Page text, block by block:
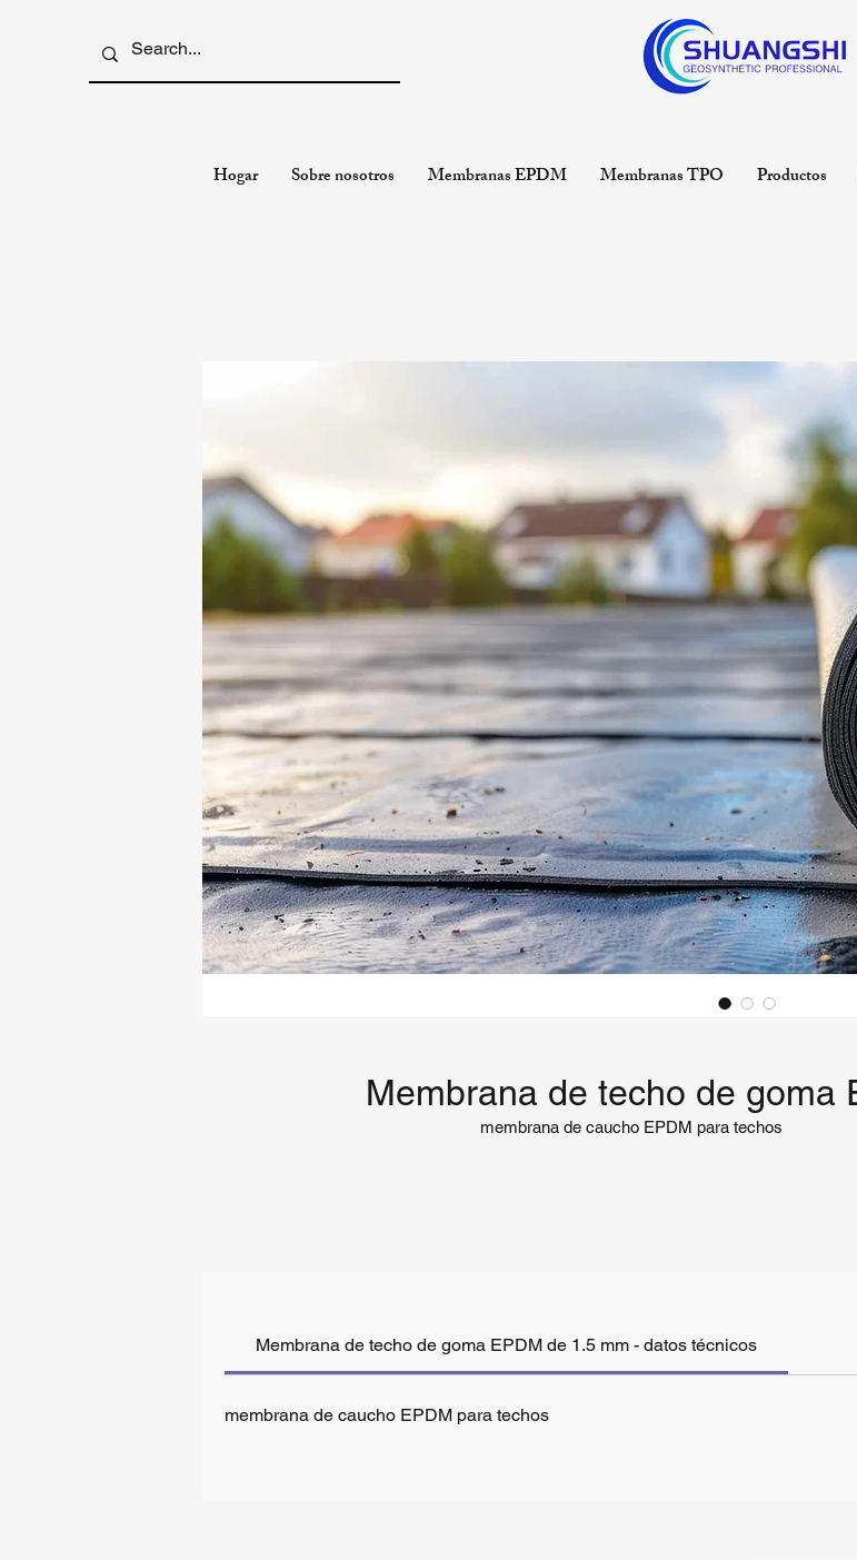
Hogar Sobre nosotros Membranas EPDM Membranas TPO Productos
Membrana de techo de goma
membrana de caucho EPDM para techos
Membrana de techo de goma EPDM de 1.5 mm - datos técnicos
membrana de caucho EPDM para techos